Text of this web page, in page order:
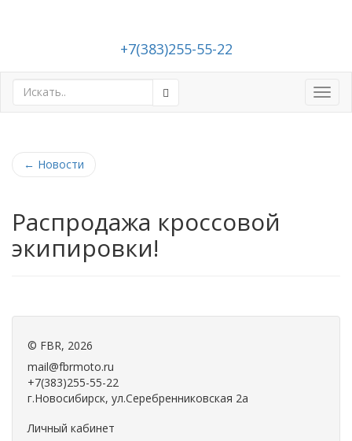
+7(383)255-55-22
← Новости
Распродажа кроссовой
экипировки!
© FBR, 2026
mail@fbrmoto.ru
+7(383)255-55-22
г.Новосибирск, ул.Серебренниковская 2а
Личный кабинет